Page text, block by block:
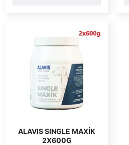
ALAVIS SINGLE MAXÍK
2X600G